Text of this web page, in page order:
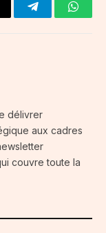
Telegram
délivrer
aux cadres
couvre toute la